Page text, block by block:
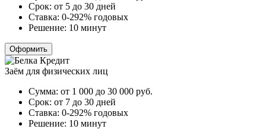
Срок: от 5 до 30 дней
Ставка: 0-292% годовых
Решение: 10 минут
Оформить
Заём для физических лиц
Сумма: от 1 000 до 30 000 руб.
Срок: от 7 до 30 дней
Ставка: 0-292% годовых
Решение: 10 минут